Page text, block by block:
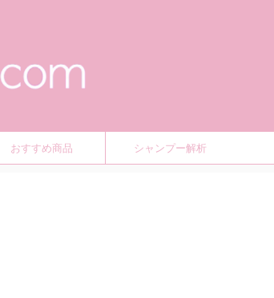
おすすめ商品 シャンプー解析